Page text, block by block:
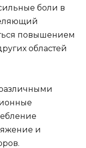
боли в
повышением
областей
и